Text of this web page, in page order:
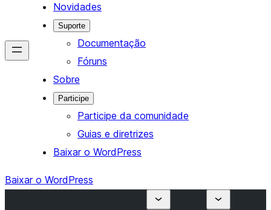
Novidades
Suporte
Documentação
Fóruns
Sobre
Participe
Participe da comunidade
Guias e diretrizes
Baixar o WordPress
Baixar o WordPress